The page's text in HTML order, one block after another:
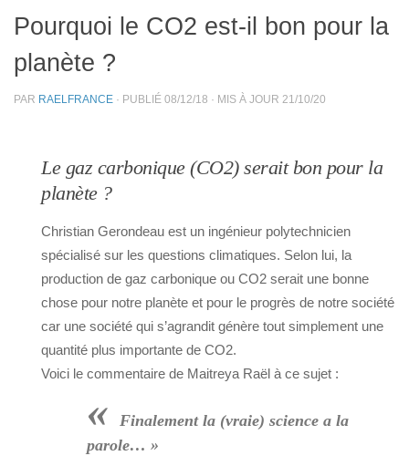
Pourquoi le CO2 est-il bon pour la
planète ?
PAR RAELFRANCE · PUBLIÉ 08/12/18 · MIS À JOUR 21/10/20
Le gaz carbonique (CO2)serait bon pour la
planète ?
Christian Gerondeau est un ingénieur polytechnicien
spécialisé sur les questions climatiques. Selon lui, la
production de gaz carbonique ou CO2 serait une bonne
chose pour notre planète et pour le progrès de notre société
car une société qui s’agrandit génère tout simplement une
quantité plus importante de CO2.
Voici le commentaire de Maitreya Raël à ce sujet :
«
Finalement la (vraie) science a la
parole… »